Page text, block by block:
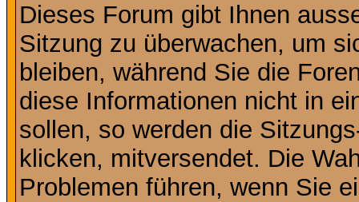
Dieses Forum gibt Ihnen
Sitzung zu überwachen, um
bleiben, während Sie die
diese Informationen nicht in
sollen, so werden die
klicken, mitversendet. Die
Problemen führen, wenn Sie